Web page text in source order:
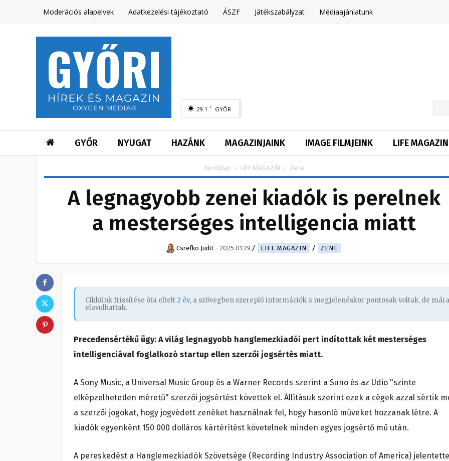
Moderációs alapelvek Adatkezelési tájékoztató ÁSZF Játékszabályzat Médiaajánlatunk
29.1 C GYŐR
GYŐR NYUGAT HAZÁNK MAGAZINJAINK IMAGE FILMJEINK LIFE MAGAZIN
Kezdőlap LIFE MAGAZIN Zene
A legnagyobb zenei kiadók is perelnek
a mesterséges intelligencia miatt
Csrefko Judit - 2025.01.29. LIFE MAGAZIN ZENE
Cikkünk frissítése óta eltelt2 év, a szövegben szereplő információk a megjelenéskor pontosak voltak, de mára
elavulhattak.
Precedensértékű ügy: A világ legnagyobb hanglemezkiadói pert indítottak két mesterséges
intelligenciával foglalkozó startup ellen szerzői jogsértés miatt.
A Sony Music, a Universal Music Group és a Warner Records szerint a Suno és az Udio "szinte
elképzelhetetlen méretű" szerzői jogsértést követtek el. Állításuk szerint ezek a cégek azzal sértik
a szerzői jogokat, hogy jogvédett zenéket használnak fel, hogy hasonló műveket hozzanak létre. A
kiadók egyenként 150 000 dolláros kártérítést követelnek minden egyes jogsértő mű után.
A pereskedést a Hanglemezkiadók Szövetsége (Recording Industry Association of America) jelentette